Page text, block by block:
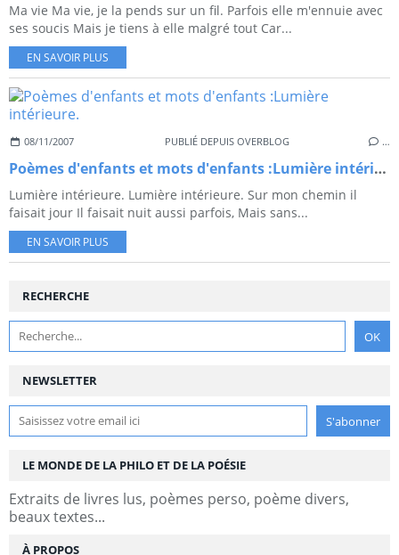
Ma vie Ma vie, je la pends sur un fil. Parfois elle m'ennuie avec
ses soucis Mais je tiens à elle malgré tout Car...
EN SAVOIR PLUS
08/11/2007 PUBLIÉ DEPUIS OVERBLOG …
Poèmes d'enfants et mots d'enfants :Lumière intérieure.
Lumière intérieure. Lumière intérieure. Sur mon chemin il
faisait jour Il faisait nuit aussi parfois, Mais sans...
EN SAVOIR PLUS
NEWSLETTER
RECHERCHE
LE MONDE DE LA PHILO ET DE LA POÉSIE
Extraits de livres lus, poèmes perso, poème divers,
beaux textes...
À PROPOS